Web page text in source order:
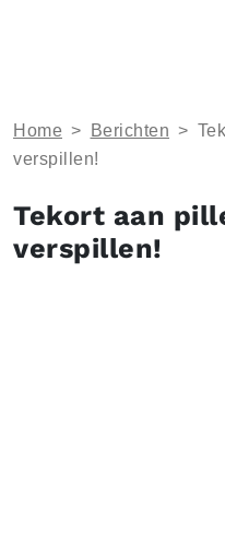
Home > Berichten >
verspillen!
Tekort aan
verspillen!